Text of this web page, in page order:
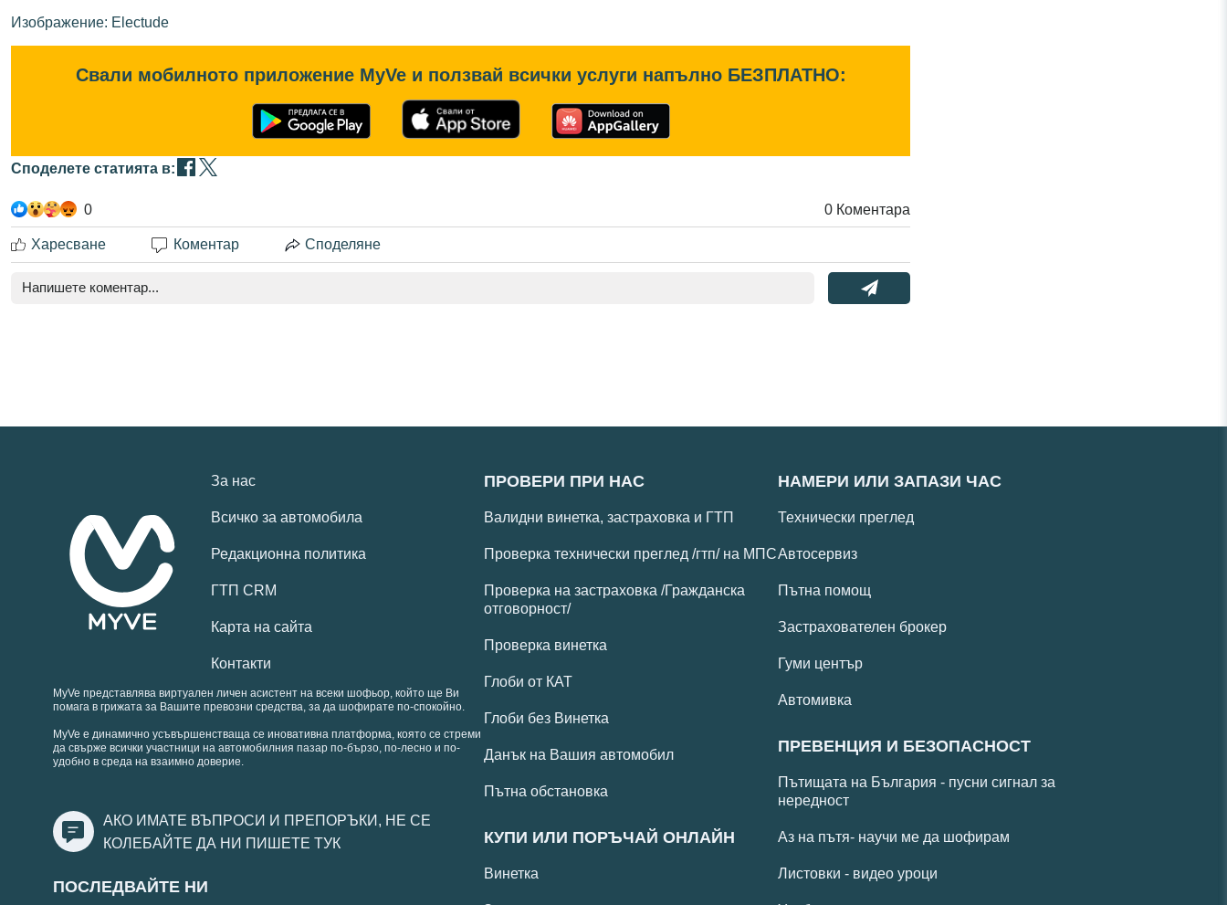
Изображение: Electude
Свали мобилното приложение MyVe и ползвай всички услуги напълно БЕЗПЛАТНО:
Споделете статията в:
0 0 Коментара
Харесване Коментар Споделяне
За нас
Всичко за автомобила
Редакционна политика
ГТП CRM
Карта на сайта
Контакти
MyVe представлява виртуален личен асистент на всеки шофьор, който ще Ви
помага в грижата за Вашите превозни средства, за да шофирате по-спокойно.
MyVe е динамично усъвършенстваща се иновативна платформа, която се стреми
да свърже всички участници на автомобилния пазар по-бързо, по-лесно и по-
удобно в среда на взаимно доверие.
АКО ИМАТЕ ВЪПРОСИ И ПРЕПОРЪКИ, НЕ СЕ
КОЛЕБАЙТЕ ДА НИ ПИШЕТЕ ТУК
ПОСЛЕДВАЙТЕ НИ
ПРОВЕРИ ПРИ НАС
Валидни винетка, застраховка и ГТП
Проверка технически преглед /гтп/ на МПС
Проверка на застраховка /Гражданска
отговорност/
Проверка винетка
Глоби от КАТ
Глоби без Винетка
Данък на Вашия автомобил
Пътна обстановка
КУПИ ИЛИ ПОРЪЧАЙ ОНЛАЙН
Винетка
НАМЕРИ ИЛИ ЗАПАЗИ ЧАС
Технически преглед
Автосервиз
Пътна помощ
Застрахователен брокер
Гуми център
Автомивка
ПРЕВЕНЦИЯ И БЕЗОПАСНОСТ
Пътищата на България - пусни сигнал за
нередност
Аз на пътя- научи ме да шофирам
Листовки - видео уроци